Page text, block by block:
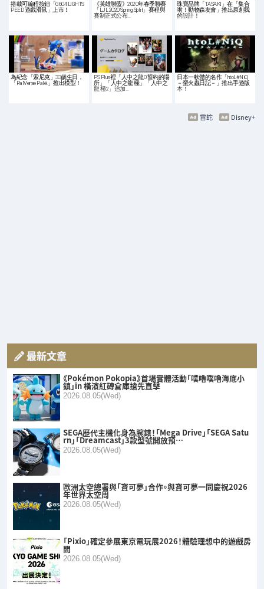
搭載可編程按鈕「G604 LIGHTS
PEED 遊戲滑鼠」上市！
《英雄聯盟》2020年春季聯賽
「LJL 2020 Spring Split」賽程與
賽制正式公布…
珠寶品牌「TASAKI」在「集合
啦！動物森友會」推出原創我
的設計！
為紀念「索尼克」33歲生日，
「PalVerse Palé.」推出模型！
PS Plus裡「人中之龍0 誓約的場
所」「人中之龍 極」「人中之
龍 極2」追加…
日本一軟體的名作「htoL#NiQ
－螢火蟲日記－」推出手遊版
本！
Disney+
雷蛇
最新文章
《Pokémon Pokopia》首場實體活動「噗嚕噗嚕海底小
鎮」in 橫濱紅磚倉庫搶先直擊
2026.08.05(Wed)
SEGA歷代主機化身為腕錶！「Mega Drive」「SEGA Satu
rn」「Dreamcast」3款型號開放預…
2026.08.05(Wed)
歐洲太空總署與「寶可夢」合作。與寶可夢一同慶祝2026
年世界太空周
2026.08.05(Wed)
「Pixio」確定參展東京電玩展2026！體驗理想中的遊戲房
間
2026.08.05(Wed)